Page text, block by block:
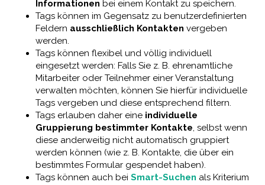
Informationen bei einem Kontakt zu speichern.
Tags können im Gegensatz zu benutzerdefinierten
Feldern ausschließlich Kontakten vergeben
werden.
Tags können flexibel und völlig individuell
eingesetzt werden: Falls Sie z. B. ehrenamtliche
Mitarbeiter oder Teilnehmer einer Veranstaltung
verwalten möchten, können Sie hierfür individuelle
Tags vergeben und diese entsprechend filtern.
Tags erlauben daher eine individuelle
Gruppierung bestimmter Kontakte, selbst wenn
diese anderweitig nicht automatisch gruppiert
werden können (wie z. B. Kontakte, die über ein
bestimmtes Formular gespendet haben).
Tags können auch bei Smart-Suchen als Kriterium